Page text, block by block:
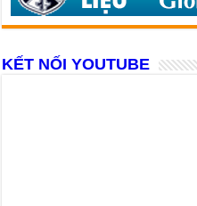
KẾT NỐI YOUTUBE